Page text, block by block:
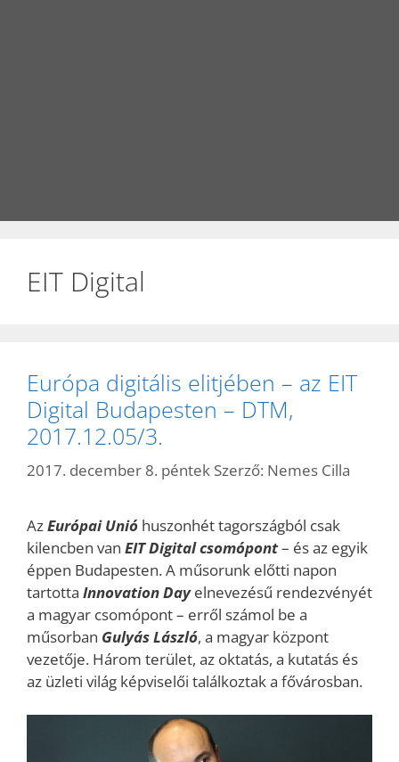
EIT Digital
Európa digitális elitjében – az EIT
Digital Budapesten – DTM,
2017.12.05/3.
2017. december 8. péntek Szerző: Nemes Cilla
AzEurópai Unió huszonhét tagországból csak
kilencben van EIT Digital csomópont– és az egyik
éppen Budapesten. A műsorunk előtti napon
tartotta Innovation Day elnevezésű rendezvényét
a magyar csomópont – erről számol be a
műsorban Gulyás László, a magyar központ
vezetője. Három terület, az oktatás, a kutatás és
az üzleti világ képviselői találkoztak a fővárosban.